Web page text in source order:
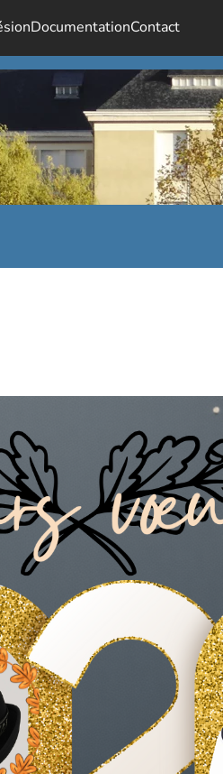
DocumentationContact